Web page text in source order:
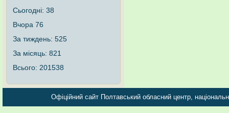
Сьогодні: 38
Вчора 76
За тиждень: 525
За місяць: 821
Всього: 201538
Офіційний сайт Полтавський обласний центр,